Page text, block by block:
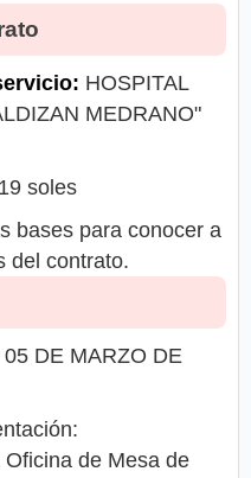
HOSPITAL
MEDRANO"
soles
bases para conocer a
del contrato.
DE MARZO DE
de Mesa de